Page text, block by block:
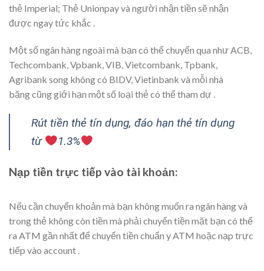
thẻ Imperial; Thẻ Unionpay và người nhận tiền sẽ nhận
được ngay tức khắc .
Một sốngân hàngngoài mà bạn có thể chuyển qua như ACB,
Techcombank, Vpbank, VIB, Vietcombank, Tpbank,
Agribank song không có BIDV, Vietinbank và mỗi nhà
băngcũng giới hạn một số loại thẻ có thể tham dự .
Rút tiền thẻ tín dụng, đáo hạn thẻ tín dụng
từ
1.3%
Nạp tiền trực tiếp vào tài khoản:
Nếu cần chuyển khoản mà bạn không muốn ra ngân hàngvà
trong thẻ không còn tiền mà phải chuyển tiền mặt bạn có thể
ra ATM gần nhất để chuyển tiền chuẩn yATM hoặc nạp trực
tiếp vào account .